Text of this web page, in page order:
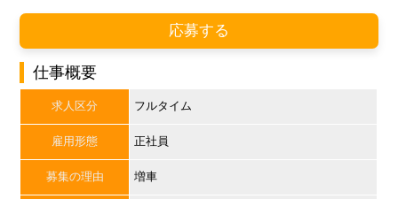
応募する
仕事概要
求人区分 フルタイム
雇用形態 正社員
募集の理由 増車